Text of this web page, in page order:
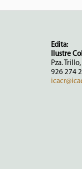
Edita:
Ilustre
Pza.
926 274